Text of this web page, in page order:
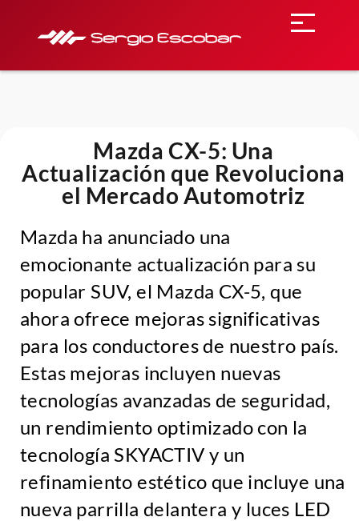
Mazda CX-5: Una
Actualización que Revoluciona
el Mercado Automotriz
Mazda ha anunciado una
emocionante actualización para su
popular SUV, el Mazda CX-5, que
ahora ofrece mejoras significativas
para los conductores de nuestro país.
Estas mejoras incluyen nuevas
tecnologías avanzadas de seguridad,
un rendimiento optimizado con la
tecnología SKYACTIV y un
refinamiento estético que incluye una
nueva parrilla delantera y luces LED